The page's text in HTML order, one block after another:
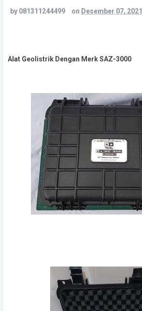
by 081311244499 on Desember 07, 2021
Alat Geolistrik Dengan Merk SAZ-3000